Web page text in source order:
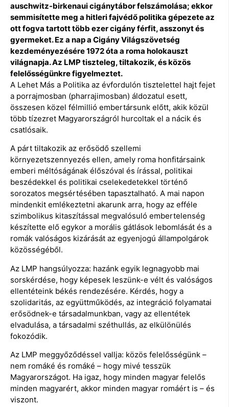
auschwitz-birkenaui cigánytábor felszámolása; ekkor
semmisítette meg a hitleri fajvédő politika gépezete az
ott fogva tartott több ezer cigány férfit, asszonyt és
gyermeket. Ez a nap a Cigány Világszövetség
kezdeményezésére 1972 óta a roma holokauszt
világnapja. Az LMP tiszteleg, tiltakozik, és közös
felelősségünkre figyelmeztet.
A Lehet Más a Politika az évfordulón tisztelettel hajt fejet
a porrajmosban (pharrajimosban) áldozatul esett,
összesen közel félmillió embertársunk előtt, akik közül
több tízezret Magyarországról hurcoltak el a nácik és
csatlósaik.
A párt tiltakozik az erősödő szellemi
környezetszennyezés ellen, amely roma honfitársaink
emberi méltóságának élőszóval és írással, politikai
beszédekkel és politikai cselekedetekkel történő
sorozatos megsértésében tapasztalható. A mai napon
mindenkit emlékeztetni akarunk arra, hogy az efféle
szimbolikus kitaszítással megvalósuló embertelenség
készítette elő egykor a morális gátlások lebomlását és a
romák valóságos kizárását az egyenjogú állampolgárok
közösségéből.
Az LMP hangsúlyozza: hazánk egyik legnagyobb mai
sorskérdése, hogy képesek leszünk-e vélt és valóságos
ellentéteink békés rendezésére. Kérdés, hogy a
szolidaritás, az együttműködés, az integráció folyamatai
erősödnek-e társadalmunkban, vagy az ellentétek
elvadulása, a társadalmi széthullás, az elkülönülés
fokozódik.
Az LMP meggyőződéssel vallja: közös felelősségünk –
nem romáké és romáké – hogy mivé tesszük
Magyarországot. Ha igaz, hogy minden magyar felelős
minden magyarért, akkor minden magyar romáért is – és
viszont.